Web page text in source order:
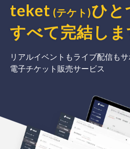
teket (テケト)ひと
すべて完結 し
リアルイベントもライブ配信も
電子チケット販売サービス